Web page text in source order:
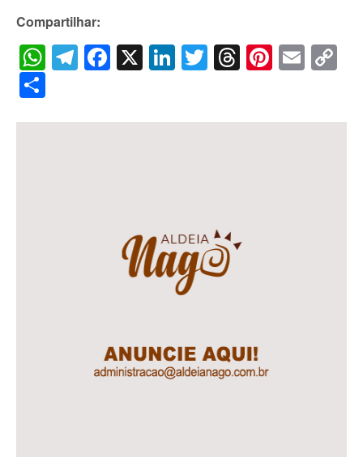
Compartilhar:
WhatsApp
Telegram
Facebook
X LinkedIn
Twitter
Threads